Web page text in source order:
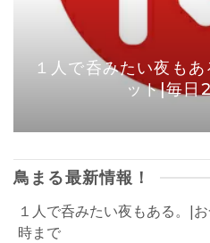
１人で呑みたい夜も
ット|毎日
鳥まる最新情報！
１人で呑みたい夜もある。|
時まで